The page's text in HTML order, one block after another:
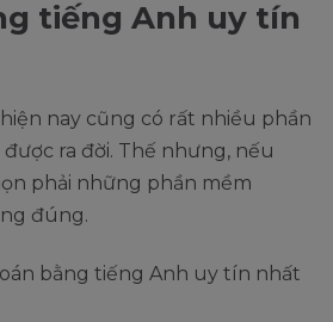
tiếng Anh uy tín
nay cũng có rất nhiều phần
ra đời. Thế nhưng, nếu
phải những phần mềm
đúng.
bằng tiếng Anh uy tín nhất